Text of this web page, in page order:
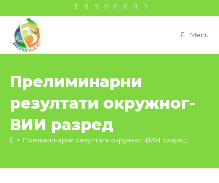
Menu
Прелиминарни
резултати окружног-
ВИИ разред
> Прелиминарни резултати окружног-ВИИ разред